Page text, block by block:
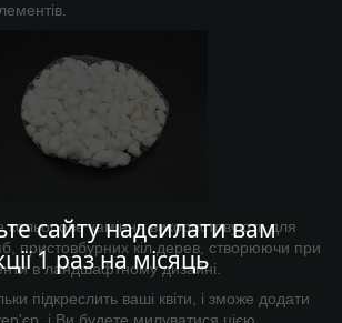
сайту надсилати вам
1 раз на місяць
кольорове каміння використовують для
пристовбурних кіл дерев, створюючи при
в ландшафтному дизайні.
підкреслить ваші квіти, і зможе додати
і Ви будете милуватися цією